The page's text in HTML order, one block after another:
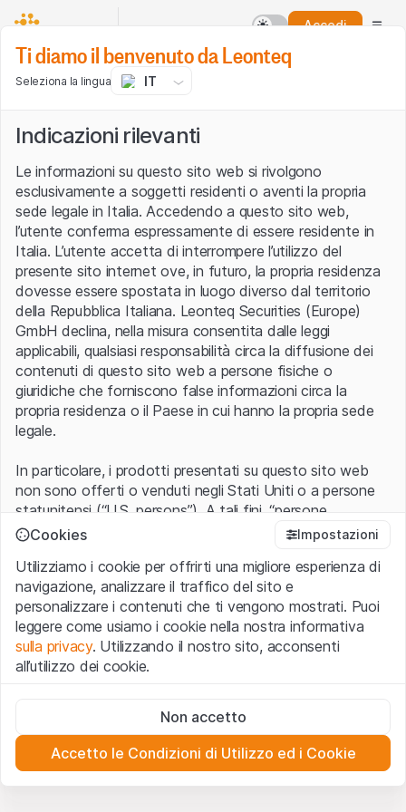
Accedi
Ti diamo il benvenuto da Leonteq
Seleziona la lingua IT
Indicazioni rilevanti
Le informazioni su questo sito web si rivolgono
esclusivamente a soggetti residenti o aventi la propria
sede legale in Italia. Accedendo a questo sito web,
l’utente conferma espressamente di essere residente in
Italia. L’utente accetta di interrompere l’utilizzo del
presente sito internet ove, in futuro, la propria residenza
dovesse essere spostata in luogo diverso dal territorio
della Repubblica Italiana. Leonteq Securities (Europe)
GmbH declina, nella misura consentita dalle leggi
applicabili, qualsiasi responsabilità circa la diffusione dei
contenuti di questo sito web a persone fisiche o
giuridiche che forniscono false informazioni circa la
propria residenza o il Paese in cui hanno la propria sede
legale.
In particolare, i prodotti presentati su questo sito web
non sono offerti o venduti negli Stati Uniti o a persone
statunitensi (“U.S. persons”). A tali fini, “persone
statunitensi” vanno intese nel significato ad esse ascritto
1933 che include le persone residenti negli Stati Uniti
d’America, le società per azioni e le altre forme societarie
americane.
Condizioni di utilizzo e informazioni legali
Con l’accesso al sito web (di seguito, il “Sito”) si dichiara
avvertenze importanti e le condizioni di utilizzo ivi rese
siano accettate, l’utente è tenuto ad interrompere
l’utilizzo del presente Sito.
Cookies Impostazioni
Utilizziamo i cookie per offrirti una migliore esperienza di
navigazione, analizzare il traffico del sito e
personalizzare i contenuti che ti vengono mostrati. Puoi
leggere come usiamo i cookie nella nostra informativa
sulla privacy. Utilizzando il nostro sito, acconsenti
all’utilizzo dei cookie.
Questi cookie sono necessari per il funzionamento del sito
web e non possono essere disattivati.
Cookie analitici
Questi cookie monitorano in forma anonima le interazioni
Non accetto
Accetto le Condizioni di Utilizzo ed i Cookie